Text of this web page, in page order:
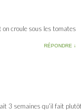
croule sous les tomates
RÉPONDRE ↓
3 semaines qu’il fait